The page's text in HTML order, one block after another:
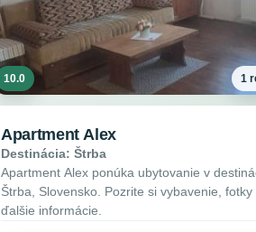
10.0 1
Apartment Alex
Destinácia: Štrba
Apartment Alex ponúka ubytovanie v
Štrba, Slovensko. Pozrite si vybavenie, fotky
ďalšie informácie.